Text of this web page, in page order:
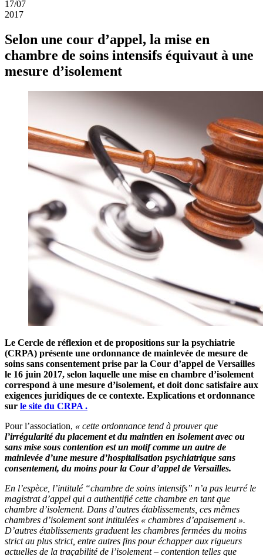
17/07
2017
Selon une cour d’appel, la mise en
chambre de soins intensifs équivaut à une
mesure d’isolement
Le Cercle de réflexion et de propositions sur la psychiatrie
(CRPA) présente une ordonnance de mainlevée de mesure de
soins sans consentement prise par la Cour d’appel de Versailles
le 16 juin 2017, selon laquelle une mise en chambre d’isolement
correspond à une mesure d’isolement, et doit donc satisfaire aux
exigences juridiques de ce contexte. Explications et ordonnance
sur le site du CRPA .
Pour l’association, « cette ordonnance tend à prouver que
l’irrégularité du placement et du maintien en isolement avec ou
sans mise sous contention est un motif comme un autre de
mainlevée d’une mesure d’hospitalisation psychiatrique sans
consentement, du moins pour la Cour d’appel de Versailles.
En l’espèce, l’intitulé “chambre de soins intensifs” n’a pas leurré le
magistrat d’appel qui a authentifié cette chambre en tant que
chambre d’isolement. Dans d’autres établissements, ces mêmes
chambres d’isolement sont intitulées « chambres d’apaisement ».
D’autres établissements graduent les chambres fermées du moins
strict au plus strict, entre autres fins pour échapper aux rigueurs
actuelles de la traçabilité de l’isolement – contention telles que